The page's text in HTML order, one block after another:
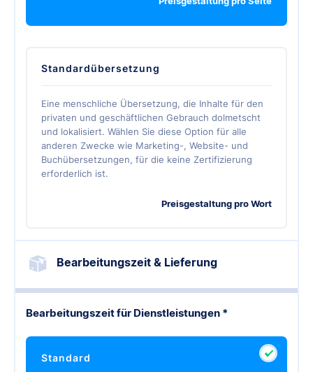
Standardübersetzung
Eine menschliche Übersetzung, die Inhalte für den
privaten und geschäftlichen Gebrauch dolmetscht
und lokalisiert. Wählen Sie diese Option für alle
anderen Zwecke wie Marketing-, Website- und
Buchübersetzungen, für die keine Zertifizierung
erforderlich ist.
Preisgestaltung pro Wort
Bearbeitungszeit & Lieferung
Bearbeitungszeit für Dienstleistungen *
Standard